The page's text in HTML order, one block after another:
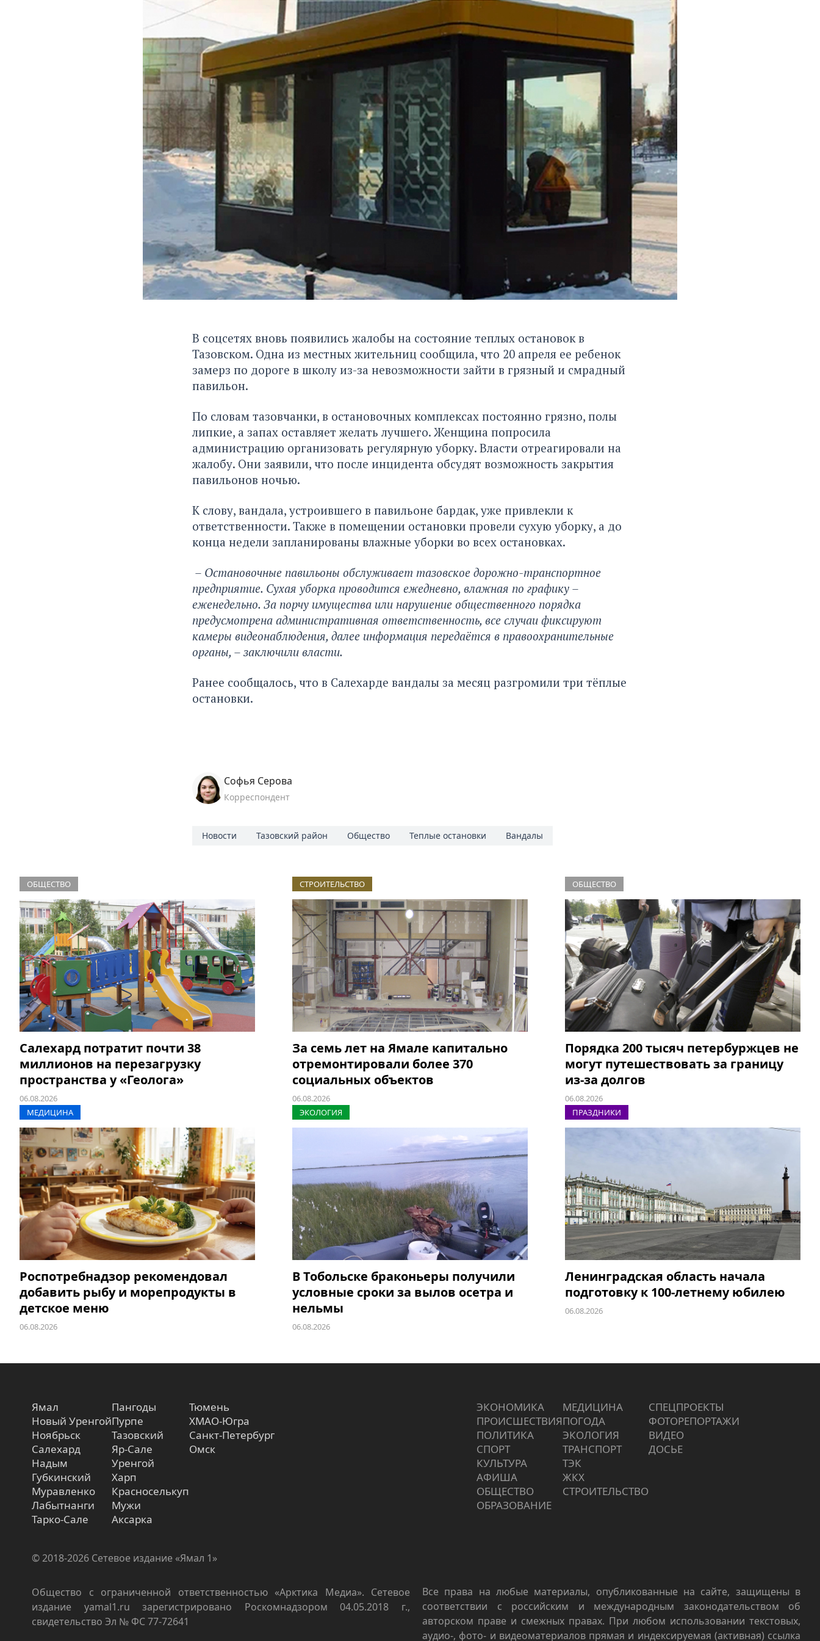
В соцсетях вновь появились жалобы на состояние теплых остановок в
Тазовском. Одна из местных жительниц сообщила, что 20 апреля ее ребенок
замерз по дороге в школу из-за невозможности зайти в грязный и смрадный
павильон.
По словам тазовчанки, в остановочных комплексах постоянно грязно, полы
липкие, а запах оставляет желать лучшего. Женщина попросила
администрацию организовать регулярную уборку. Власти отреагировали на
жалобу. Они заявили, что после инцидента обсудят возможность закрытия
павильонов ночью.
К слову, вандала, устроившего в павильоне бардак, уже привлекли к
ответственности. Также в помещении остановки провели сухую уборку, а до
конца недели запланированы влажные уборки во всех остановках.
– Остановочные павильоны обслуживает тазовское дорожно-транспортное
предприятие. Сухая уборка проводится ежедневно, влажная по графику –
еженедельно. За порчу имущества или нарушение общественного порядка
предусмотрена административная ответственность, все случаи фиксируют
камеры видеонаблюдения, далее информация передаётся в правоохранительные
органы, – заключили власти.
Ранее сообщалось, что в Салехарде вандалы за месяц разгромили три тёплые
остановки.
Софья Серова
Корреспондент
Новости Тазовский район Общество Теплые остановки Вандалы
ОБЩЕСТВО
Салехард потратит почти 38
миллионов на перезагрузку
пространства у «Геолога»
06.08.2026
СТРОИТЕЛЬСТВО
За семь лет на Ямале капитально
отремонтировали более 370
социальных объектов
06.08.2026
ОБЩЕСТВО
Порядка 200 тысяч петербуржцев не
могут путешествовать за границу
из-за долгов
06.08.2026
МЕДИЦИНА
Роспотребнадзор рекомендовал
добавить рыбу и морепродукты в
детское меню
06.08.2026
ЭКОЛОГИЯ
В Тобольске браконьеры получили
условные сроки за вылов осетра и
нельмы
06.08.2026
ПРАЗДНИКИ
Ленинградская область начала
подготовку к 100-летнему юбилею
06.08.2026
Ямал
Новый Уренгой
Ноябрьск
Салехард
Надым
Губкинский
Муравленко
Лабытнанги
Тарко-Сале
Пангоды
Пурпе
Тазовский
Яр-Сале
Уренгой
Харп
Красноселькуп
Мужи
Аксарка
Тюмень
ХМАО-Югра
Санкт-Петербург
Омск
ЭКОНОМИКА
ПРОИCШЕСТВИЯ
ПОЛИТИКА
СПОРТ
КУЛЬТУРА
АФИША
ОБЩЕСТВО
ОБРАЗОВАНИЕ
МЕДИЦИНА
ПОГОДА
ЭКОЛОГИЯ
ТРАНСПОРТ
ТЭК
ЖКХ
СТРОИТЕЛЬСТВО
СПЕЦПРОЕКТЫ
ФОТОРЕПОРТАЖИ
ВИДЕО
ДОСЬЕ
© 2018-2026 Сетевое издание «Ямал 1»
Общество с ограниченной ответственностью «Арктика Медиа». Сетевое
издание yamal1.ru зарегистрировано Роскомнадзором 04.05.2018 г.,
свидетельство Эл № ФС 77-72641
Все права на любые материалы, опубликованные на сайте, защищены в
соответствии с российским и международным законодательством об
авторском праве и смежных правах. При любом использовании текстовых,
аудио-, фото- и видеоматериалов прямая и индексируемая (активная) ссылка